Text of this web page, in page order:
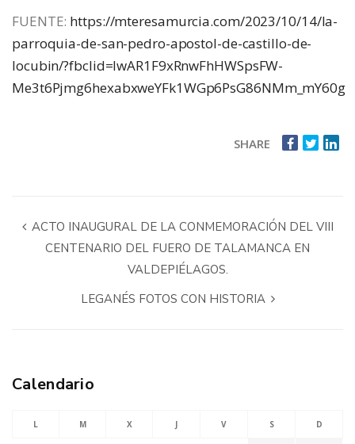
FUENTE: https://mteresamurcia.com/2023/10/14/la-
parroquia-de-san-pedro-apostol-de-castillo-de-
locubin/?fbclid=IwAR1F9xRnwFhHWSpsFW-
Me3t6Pjmg6hexabxweYFk1WGp6PsG86NMm_mY60g
SHARE
ACTO INAUGURAL DE LA CONMEMORACIÓN DEL VIII
CENTENARIO DEL FUERO DE TALAMANCA EN
VALDEPIÉLAGOS.
LEGANÉS FOTOS CON HISTORIA
Calendario
L M X J V S D